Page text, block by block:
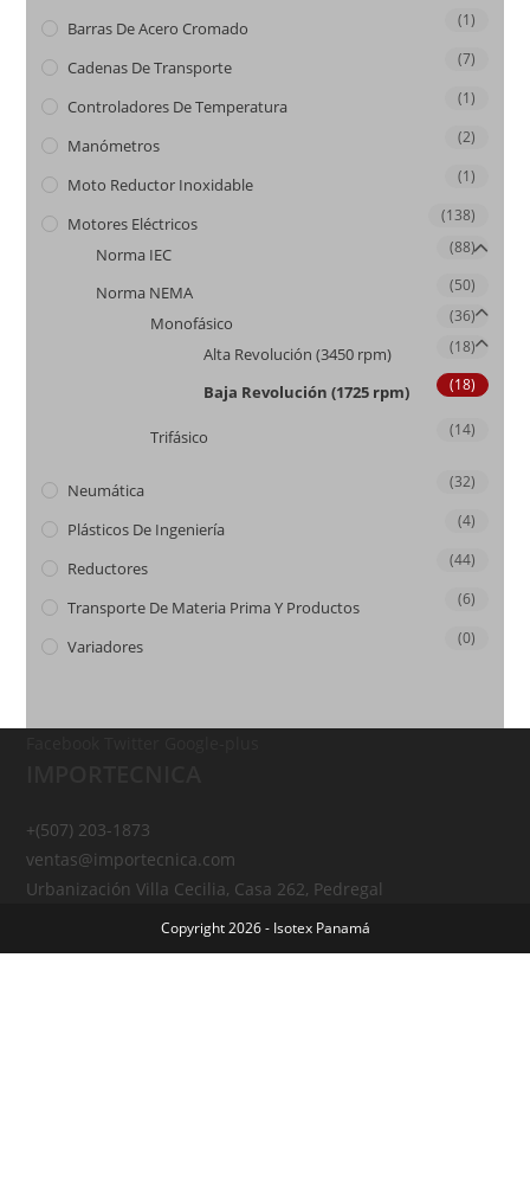
Barras De Acero Cromado (1)
Cadenas De Transporte (7)
Controladores De Temperatura (1)
Manómetros (2)
Moto Reductor Inoxidable (1)
Motores Eléctricos (138)
Norma IEC (88)
Norma NEMA (50)
Monofásico (36)
Alta Revolución (3450 rpm) (18)
Baja Revolución (1725 rpm) (18)
Trifásico (14)
Neumática (32)
Plásticos De Ingeniería (4)
Reductores (44)
Transporte De Materia Prima Y Productos (6)
Variadores (0)
+(507) 203-1873
ventas@importecnica.com
Urbanización Villa Cecilia, Casa 262, Pedregal
Copyright 2026 - Isotex Panamá